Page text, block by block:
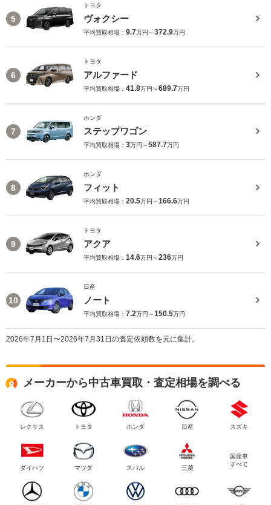
5
トヨタ
ヴォクシー
平均買取相場： 9.7万円～372.9万円
6
トヨタ
アルファード
平均買取相場： 41.8万円～689.7万円
7
ホンダ
ステップワゴン
平均買取相場： 3万円～587.7万円
8
ホンダ
フィット
平均買取相場： 20.5万円～166.6万円
9
トヨタ
アクア
平均買取相場： 14.6万円～236万円
10
日産
ノート
平均買取相場： 7.2万円～150.5万円
2026年7月1日〜2026年7月31日の査定依頼数を元に集計。
メーカーから中古車買取・査定相場を調べる
レクサス トヨタ ホンダ 日産 スズキ
ダイハツ マツダ スバル 三菱
国産車
すべて